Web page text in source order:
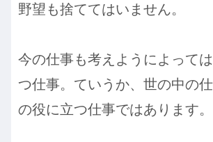
野望も捨ててはいません。
今の仕事も考えようによって
つ仕事。ていうか、世の中の
の役に立つ仕事ではあります。